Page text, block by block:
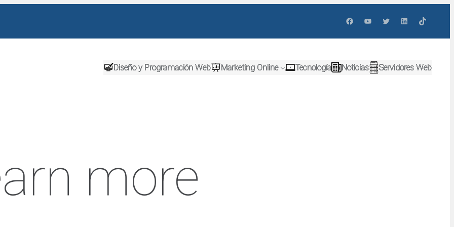
FacebookYouTubeTwitterLinkedInTikTok
Diseño y Programación Web Marketing Online Tecnología Noticias Servidores Web
more